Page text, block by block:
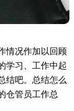
情况作加以回顾
学习、工作中起
结吧。总结怎么
仓管员工作总